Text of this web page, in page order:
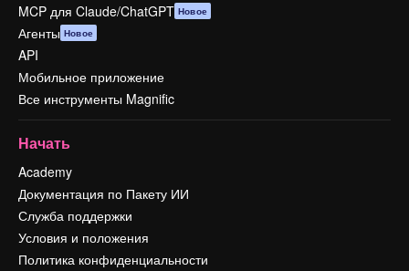
MCP для Claude/ChatGPT Новое
Агенты Новое
API
Мобильное приложение
Все инструменты Magnific
Начать
Academy
Документация по Пакету ИИ
Служба поддержки
Условия и положения
Политика конфиденциальности